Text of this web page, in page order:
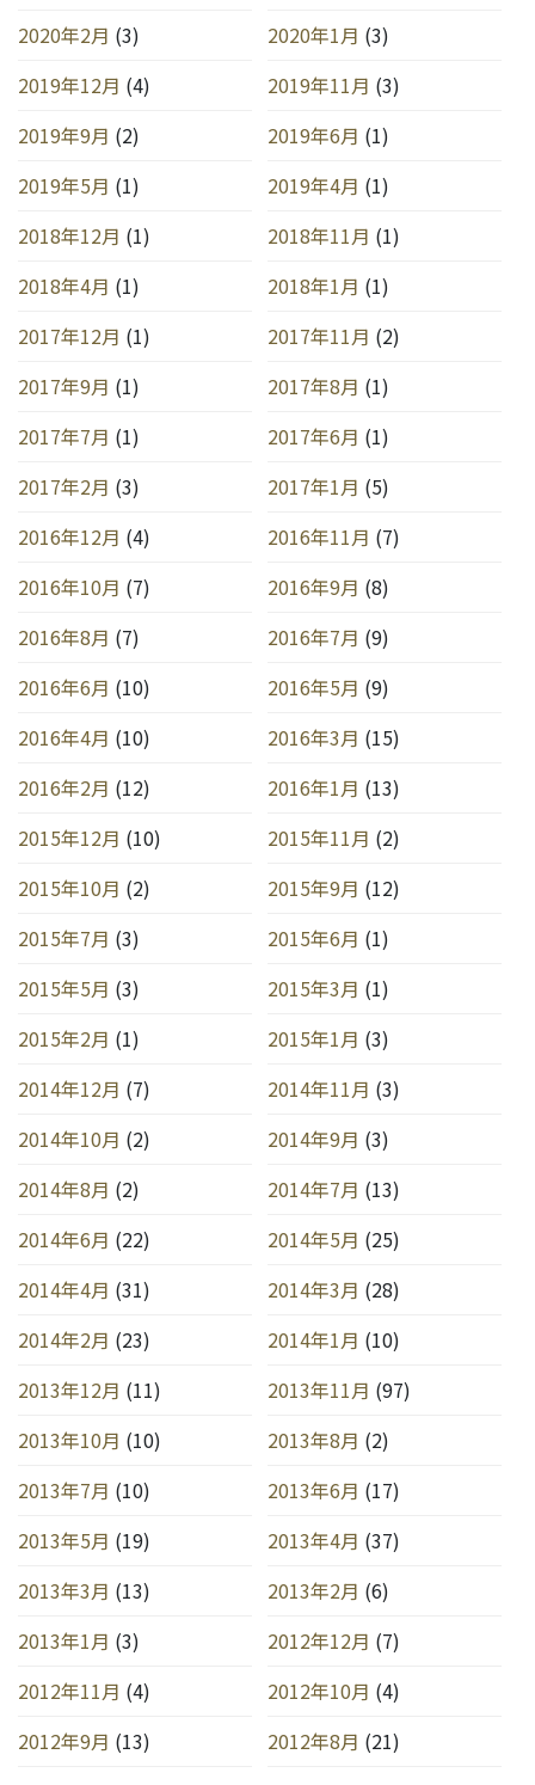
2020年2月 (3) 2020年1月 (3)
2019年12月 (4) 2019年11月 (3)
2019年9月 (2) 2019年6月 (1)
2019年5月 (1) 2019年4月 (1)
2018年12月 (1) 2018年11月 (1)
2018年4月 (1) 2018年1月 (1)
2017年12月 (1) 2017年11月 (2)
2017年9月 (1) 2017年8月 (1)
2017年7月 (1) 2017年6月 (1)
2017年2月 (3) 2017年1月 (5)
2016年12月 (4) 2016年11月 (7)
2016年10月 (7) 2016年9月 (8)
2016年8月 (7) 2016年7月 (9)
2016年6月 (10) 2016年5月 (9)
2016年4月 (10) 2016年3月 (15)
2016年2月 (12) 2016年1月 (13)
2015年12月 (10) 2015年11月 (2)
2015年10月 (2) 2015年9月 (12)
2015年7月 (3) 2015年6月 (1)
2015年5月 (3) 2015年3月 (1)
2015年2月 (1) 2015年1月 (3)
2014年12月 (7) 2014年11月 (3)
2014年10月 (2) 2014年9月 (3)
2014年8月 (2) 2014年7月 (13)
2014年6月 (22) 2014年5月 (25)
2014年4月 (31) 2014年3月 (28)
2014年2月 (23) 2014年1月 (10)
2013年12月 (11) 2013年11月 (97)
2013年10月 (10) 2013年8月 (2)
2013年7月 (10) 2013年6月 (17)
2013年5月 (19) 2013年4月 (37)
2013年3月 (13) 2013年2月 (6)
2013年1月 (3) 2012年12月 (7)
2012年11月 (4) 2012年10月 (4)
2012年9月 (13) 2012年8月 (21)